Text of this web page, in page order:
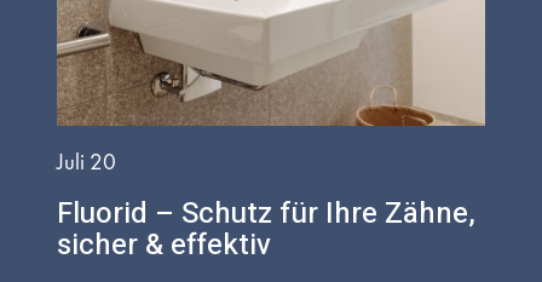
Juli 20
Fluorid – Schutz für Ihre Zähne,
sicher & effektiv